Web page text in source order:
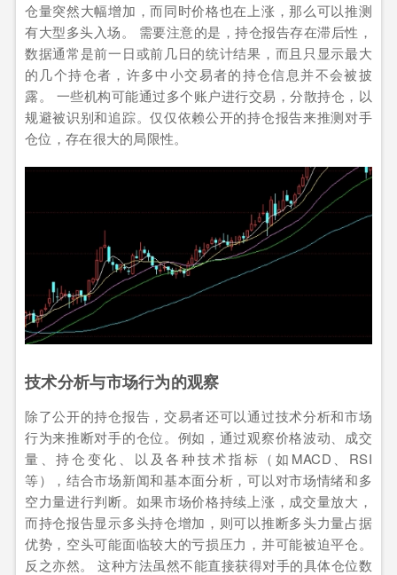
仓量突然大幅增加，而同时价格也在上涨，那么可以推测
有大型多头入场。 需要注意的是，持仓报告存在滞后性，
数据通常是前一日或前几日的统计结果，而且只显示最大
的几个持仓者，许多中小交易者的持仓信息并不会被披
露。 一些机构可能通过多个账户进行交易，分散持仓，以
规避被识别和追踪。仅仅依赖公开的持仓报告来推测对手
仓位，存在很大的局限性。
技术分析与市场行为的观察
除了公开的持仓报告，交易者还可以通过技术分析和市场
行为来推断对手的仓位。例如，通过观察价格波动、成交
量、持仓变化、以及各种技术指标（如MACD、RSI
等），结合市场新闻和基本面分析，可以对市场情绪和多
空力量进行判断。如果市场价格持续上涨，成交量放大，
而持仓报告显示多头持仓增加，则可以推断多头力量占据
优势，空头可能面临较大的亏损压力，并可能被迫平仓。
反之亦然。 这种方法虽然不能直接获得对手的具体仓位数